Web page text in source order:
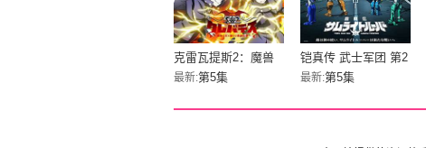
克雷瓦提斯2：魔兽
之王与虚伪的勇者传
最新:第5集
铠真传 武士军团 第2
部分
最新:第5集